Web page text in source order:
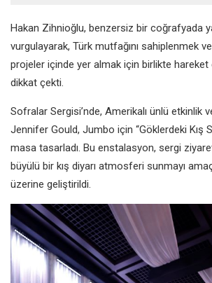
Hakan Zihnioğlu, benzersiz bir coğrafyada
vurgulayarak, Türk mutfağını sahiplenmek
projeler içinde yer almak için birlikte
dikkat çekti.
Sofralar Sergisi’nde, Amerikalı ünlü etkinlik
Jennifer Gould, Jumbo için “Göklerdeki Kış
masa tasarladı. Bu enstalasyon, sergi
büyülü bir kış diyarı atmosferi sunmayı
üzerine geliştirildi.